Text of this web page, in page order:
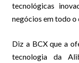
tecnológicas
negócios em todo o
Diz a BCX que a
tecnologia da